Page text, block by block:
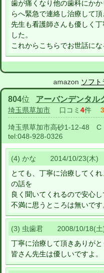
歯が痛くなり他の歯科にか
らへ緊急で連絡し治療して頂
先生も看護師さんも優しく
した。
これからこちらでお世話にな
amazon ソフ
804位 アーバンデンタル
埼玉県草加市 口コミ 4件
埼玉県草加市高砂1-12-48 C
tel:048-928-0326
(4) かな 2014/10/23(木)
とても、丁寧に治療してく
の話を
良く聞いてくれるので安心し
不満に思うところは無いです
(3) 虫歯君 2008/10/18(
丁寧に治療して頂きありがと
皆さん先生は優しいですよ。